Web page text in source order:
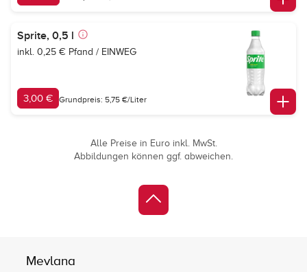
Sprite, 0,5 l
inkl. 0,25 € Pfand / EINWEG
3,00 € Grundpreis: 5,75 €/Liter
Alle Preise in Euro inkl. MwSt.
Abbildungen können ggf. abweichen.
Mevlana